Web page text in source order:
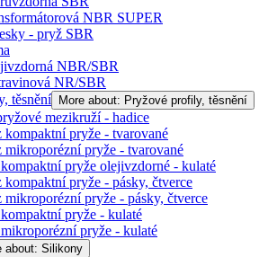
NBR SUPER
- pryž SBR
NBR/SBR
NR/SBR
těsnění
More about: Pryžové profily, těsnění
mezikruží - hadice
kompaktní pryže - tvarované
mikroporézní pryže - tvarované
pryže olejivzdorné - kulaté
pryže - pásky, čtverce
pryže - pásky, čtverce
pryže - kulaté
pryže - kulaté
about: Silikony